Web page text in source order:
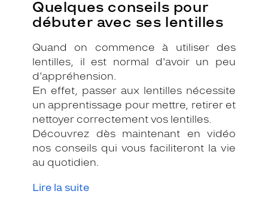
Quelques conseils pour
débuter avec ses lentilles
Quand on commence à utiliser des
lentilles, il est normal d'avoir un peu
d'appréhension.
En effet, passer aux lentilles nécessite
un apprentissage pour mettre, retirer et
nettoyer correctement vos lentilles.
Découvrez dès maintenant en vidéo
nos conseils qui vous faciliteront la vie
au quotidien.
Lire la suite